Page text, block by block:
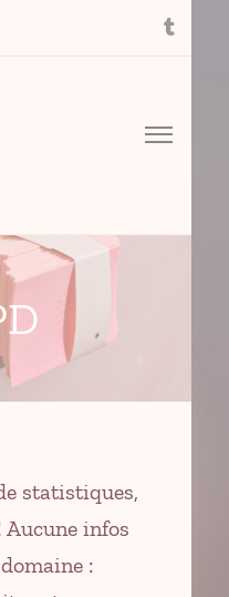
accompagnant un livre
statistiques,
Aucune infos
: